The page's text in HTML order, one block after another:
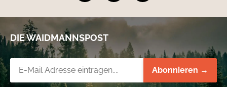
DIE WAIDMANNSPOST
Abonnieren →